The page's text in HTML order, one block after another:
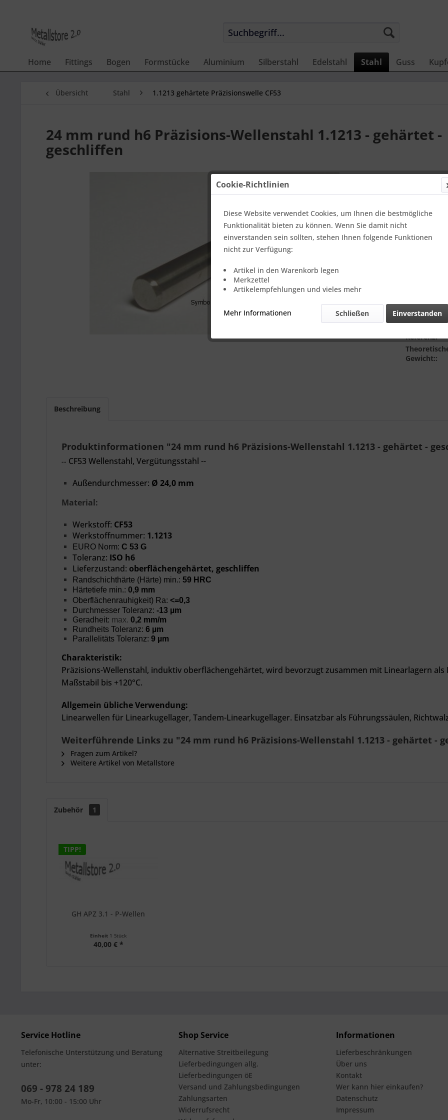
Home Fittings Bogen Formstücke Aluminium Silberstahl Edelstahl Stahl Guss
Übersicht Stahl 1.1213 gehärtete Präzisionswelle CF53
24 mm rund h6 Präzisions-Wellenstahl 1.1213 - gehärtet -
geschliffen
75,98
1
Online-
Verkauf nur
Referenz:
Gewicht::
Beschreibung
Produktinformationen "24 mm rund h6 Präzisions-Wellenstahl 1.1213 - gehärtet -
-- CF53 Wellenstahl, Vergütungsstahl --
Außendurchmesser: Ø 24,0 mm
Material:
Werkstoff: CF53
Werkstoffnummer: 1.1213
EURO Norm: C 53 G
Toleranz: ISO h6
Lieferzustand: oberflächengehärtet, geschliffen
Randschichthärte (Härte) min.: 59 HRC
Härtetiefe min.: 0,9 mm
Oberflächenrauhigkeit) Ra: <=0,3
Durchmesser Toleranz: -13 µm
Geradheit: max. 0,2 mm/m
Rundheits Toleranz: 6 µm
Parallelitäts Toleranz: 9 µm
Charakteristik:
Präzisions-Wellenstahl, induktiv oberflächengehärtet, wird bevorzugt zusammen mit Linearlagern
Maßstabil bis +120°C.
Allgemein übliche Verwendung:
Linearwellen für Linearkugellager, Tandem-Linearkugellager. Einsatzbar als Führungssäulen,
Weiterführende Links zu "24 mm rund h6 Präzisions-Wellenstahl 1.1213 - gehärtet -
Fragen zum Artikel?
Weitere Artikel von Metallstore
Zubehör 1
TIPP!
GH APZ 3.1 - P-Wellen
Einheit 1 Stück
40,00 € *
Service Hotline
Telefonische Unterstützung und Beratung
unter:
069 - 978 24 189
Mo-Fr, 10:00 - 15:00 Uhr
Shop Service
Alternative Streitbeilegung
Lieferbedingungen allg.
Lieferbedingungen öE
Versand und Zahlungsbedingungen
Zahlungsarten
Widerrufsrecht
Informationen
Lieferbeschränkungen
Über uns
Kontakt
Wer kann hier einkaufen?
Datenschutz
Impressum
Cookie-Richtlinien
Diese Website verwendet Cookies, um Ihnen die bestmögliche
Funktionalität bieten zu können. Wenn Sie damit nicht
einverstanden sein sollten, stehen Ihnen folgende Funktionen
nicht zur Verfügung:
Artikel in den Warenkorb legen
Merkzettel
Artikelempfehlungen und vieles mehr
Mehr Informationen Einverstanden
Schließen